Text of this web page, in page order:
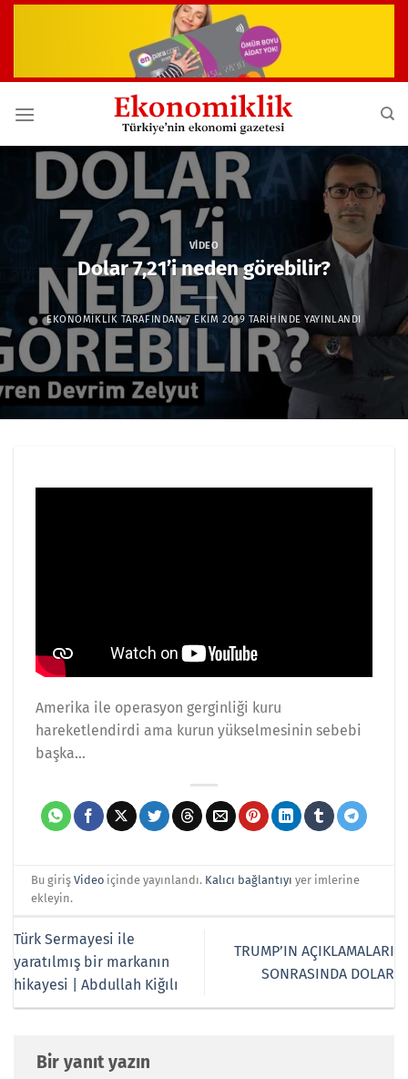
VIDEO
Dolar 7,21’i neden görebilir?
EKONOMIKLIK TARAFINDAN 7 EKIM 2019 TARIHINDE YAYINLANDI
Amerika ile operasyon gerginliği kuru
hareketlendirdi ama kurun yükselmesinin sebebi
başka…
Bu girişVideo içinde yayınlandı. Kalıcı bağlantıyı yer imlerine
ekleyin.
Türk Sermayesi ile
yaratılmış bir markanın
hikayesi | Abdullah Kiğılı
TRUMP’IN AÇIKLAMALARI
SONRASINDA DOLAR
Bir yanıt yazın